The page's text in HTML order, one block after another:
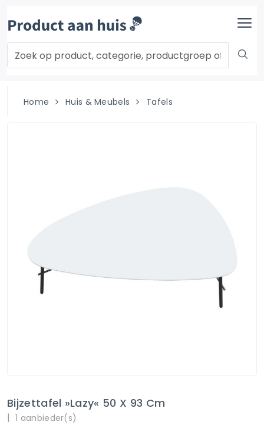
Home Huis & Meubels Tafels
Bijzettafel »Lazy« 50 X 93 Cm
| 1 aanbieder(s)